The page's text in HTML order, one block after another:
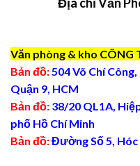
Văn phòng & kho CÔNG
Bản đồ: 504 Võ Chí
Quận 9, HCM
Bản đồ: 38/20 QL1A,
phố Hồ Chí Minh
Bản đồ:Đường Số 5, Hóc